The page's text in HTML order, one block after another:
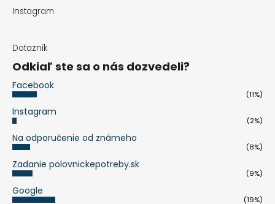
Instagram
Dotazník
Odkiaľ ste sa o nás dozvedeli?
Facebook
(11%)
Instagram
(2%)
Na odporučenie od známeho
(8%)
Zadanie polovnickepotreby.sk
(9%)
Google
(19%)